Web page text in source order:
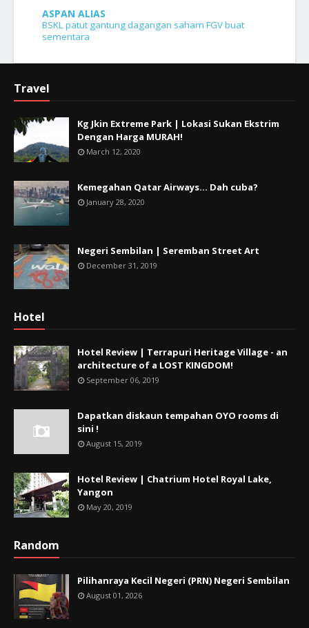
ASPAN ALIAS
BSKL patut gantung dagangan saham FGV buat
sementara
Travel
Kg Jkin Extreme Park | Lokasi Sukan Ekstrim
Dengan Harga MURAH!
March 12, 2020
Kemegahan Qatar Airways... Dah cuba?
January 28, 2020
Negeri Sembilan | Seremban Street Art
December 31, 2019
Hotel
Hotel Review | Terrapuri Heritage Village - an
architecture of a LOST KINGDOM!
September 06, 2019
Dapatkan diskaun tempahan OYO rooms di
sini !
August 15, 2019
Hotel Review | Chatrium Hotel Royal Lake,
Yangon
May 20, 2019
Random
Pilihanraya Kecil Negeri (PRN) Negeri Sembilan
August 01, 2026